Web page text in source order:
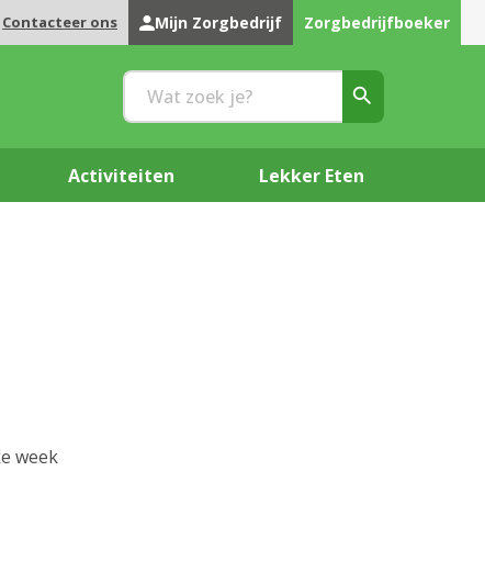
Contacteer ons Mijn Zorgbedrijf Zorgbedrijfboeker
Activiteiten Lekker Eten
week